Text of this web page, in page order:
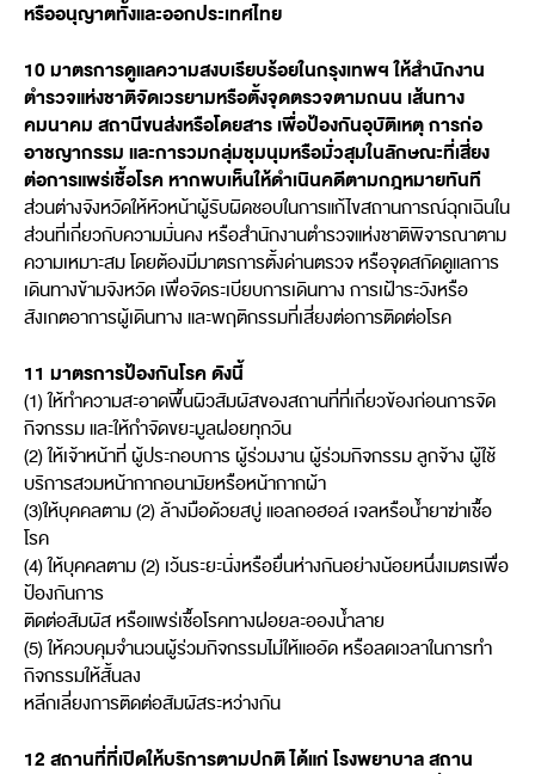
หรืออนุญาตทั้งและออกประเทศไทย
10 มาตรการดูแลความสงบเรียบร้อยในกรุงเทพฯ ให้สำนักงาน
ตำรวจแห่งชาติจัดเวรยามหรือตั้งจุดตรวจตามถนน เส้นทาง
คมนาคม สถานีขนส่งหรือโดยสาร เพื่อป้องกันอุบัติเหตุ การก่อ
อาชญากรรม และการวมกลุ่มชุมนุมหรือมั่วสุมในลักษณะที่เสี่ยง
ต่อการแพร่เชื้อโรค หากพบเห็นให้ดำเนินคดีตามกฎหมายทันที
ส่วนต่างจังหวัดให้หัวหน้าผู้รับผิดชอบในการแก้ไขสถานการณ์ฉุกเฉินใน
ส่วนที่เกี่ยวกับความมั่นคง หรือสำนักงานตำรวจแห่งชาติพิจารณาตาม
ความเหมาะสม โดยต้องมีมาตรการตั้งด่านตรวจ หรือจุดสกัดดูแลการ
เดินทางข้ามจังหวัด เพื่อจัดระเบียบการเดินทาง การเฝ้าระวังหรือ
สังเกตอาการผู้เดินทาง และพฤติกรรมที่เสี่ยงต่อการติดต่อโรค
11 มาตรการป้องกันโรค ดังนี้
(1) ให้ทำความสะอาดพื้นผิวสัมผัสของสถานที่ที่เกี่ยวข้องก่อนการจัด
กิจกรรม และให้กำจัดขยะมูลฝอยทุกวัน
(2) ให้เจ้าหน้าที่ ผู้ประกอบการ ผู้ร่วมงาน ผู้ร่วมกิจกรรม ลูกจ้าง ผู้ใช้
บริการสวมหน้ากากอนามัยหรือหน้ากากผ้า
(3)ให้บุคคลตาม (2) ล้างมือด้วยสบู่ แอลกอฮอล์ เจลหรือน้ำยาฆ่าเชื้อ
โรค
(4) ให้บุคคลตาม (2) เว้นระยะนั่งหรือยื่นห่างกันอย่างน้อยหนึ่งเมตรเพื่อ
ป้องกันการ
ติดต่อสัมผัส หรือแพร่เชื้อโรคทางฝอยละอองน้ำลาย
(5) ให้ควบคุมจำนวนผู้ร่วมกิจกรรมไม่ให้แออัด หรือลดเวลาในการทำ
กิจกรรมให้สั้นลง
หลีกเลี่ยงการติดต่อสัมผัสระหว่างกัน
12 สถานที่ที่เปิดให้บริการตามปกติ ได้แก่ โรงพยาบาล สถาน